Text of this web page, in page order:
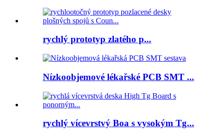
rychlý prototyp zlatého p...
Nízkoobjemové lékařské PCB SMT ...
rychlý vícevrstvý Boa s vysokým Tg...